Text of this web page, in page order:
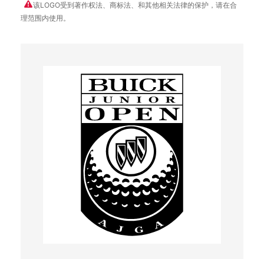
该LOGO受到著作权法、商标法、和其他相关法律的保护，请在合
理范围内使用。